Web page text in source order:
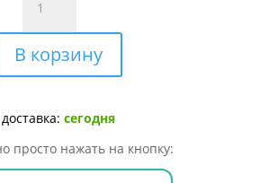
товара
ГЕЛЬ-
СМАЗКА
ИНТИМНАЯ
ШОКОЛАД
МЛ
В корзину
доставка: сегодня
просто нажать на кнопку: